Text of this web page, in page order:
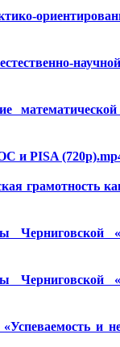
математической
и PISA
грамотность
Черниговской
Черниговской
и